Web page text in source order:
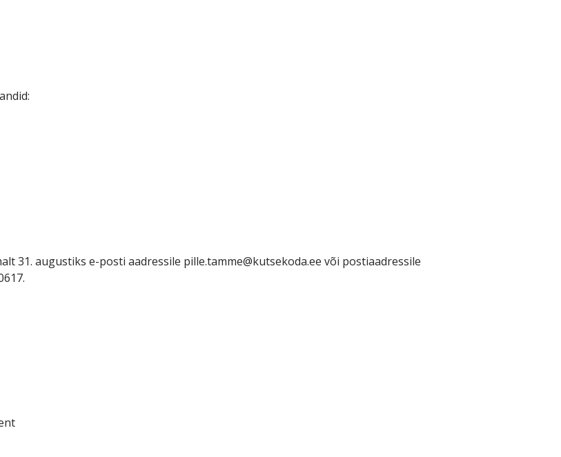
31. augustiks e-posti aadressile pille.tamme@kutsekoda.ee või postiaadressile